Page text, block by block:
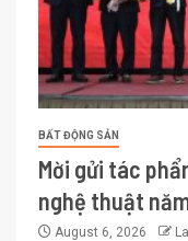
BẤT ĐỘNG SẢN
Mời gửi tác
nghệ thuật
August 6, 2026